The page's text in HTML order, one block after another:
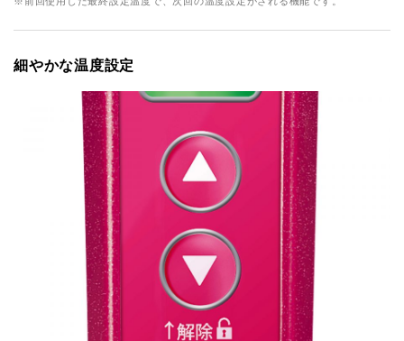
細やかな温度設定